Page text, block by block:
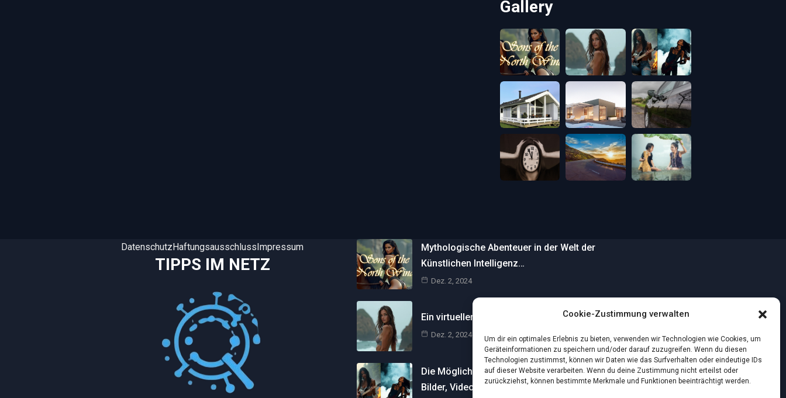
Cookie-Zustimmung verwalten
Um dir ein optimales Erlebnis zu bieten, verwenden wir Technologien wie Cookies, um
Geräteinformationen zu speichern und/oder darauf zuzugreifen. Wenn du diesen
Technologien zustimmst, können wir Daten wie das Surfverhalten oder eindeutige IDs
auf dieser Website verarbeiten. Wenn du deine Zustimmung nicht erteilst oder
zurückziehst, können bestimmte Merkmale und Funktionen beeinträchtigt werden.
Gallery
TIPPS IM NETZ
Datenschutz Haftungsausschluss Impressum
Mythologische Abenteuer in der Welt der
Künstlichen Intelligenz…
Dez. 2, 2024
Ein virtueller Traum am wilden Strand
Dez. 2, 2024
Die Möglichkeiten der Künstlichen Intelligenz:
Bilder, Videos und…